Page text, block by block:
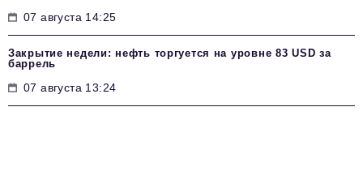
07 августа 14:25
Закрытие недели: нефть торгуется на уровне 83 USD за
баррель
07 августа 13:24